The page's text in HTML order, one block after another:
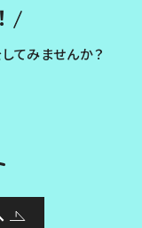
てみませんか？